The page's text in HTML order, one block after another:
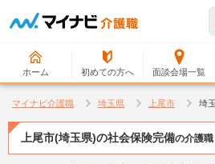
ホーム 初めての方へ 面談会場一覧
マイナビ介護職 埼玉県 上尾市 埼
上尾市(埼玉県)の社会保険完備の介護